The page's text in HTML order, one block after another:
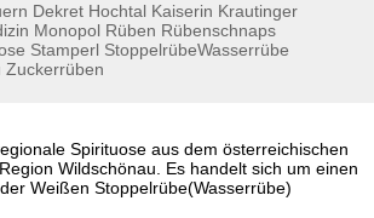
Dekret Hochtal Kaiserin Krautinger
Monopol Rüben Rübenschnaps
Stamperl StoppelrübeWasserrübe
Zuckerrüben
Spirituose aus dem österreichischen
Wildschönau. Es handelt sich um einen
Weißen Stoppelrübe(Wasserrübe)